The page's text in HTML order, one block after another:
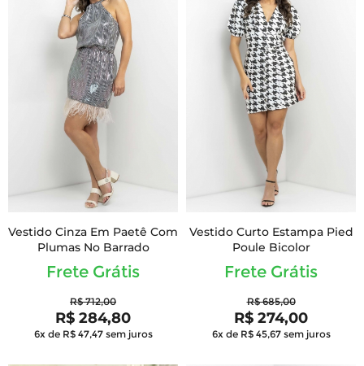
Vestido Cinza Em Paetê Com
Plumas No Barrado
Frete Grátis
R$ 712,00
R$ 284,80
6x de R$ 47,47 sem juros
Vestido Curto Estampa Pied
Poule Bicolor
Frete Grátis
R$ 685,00
R$ 274,00
6x de R$ 45,67 sem juros